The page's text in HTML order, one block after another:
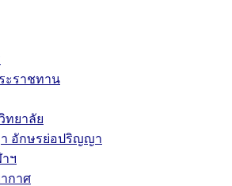
ะราชทาน
ทยาลัย
อักษรย่อปริญญา
ฯ
กาศ